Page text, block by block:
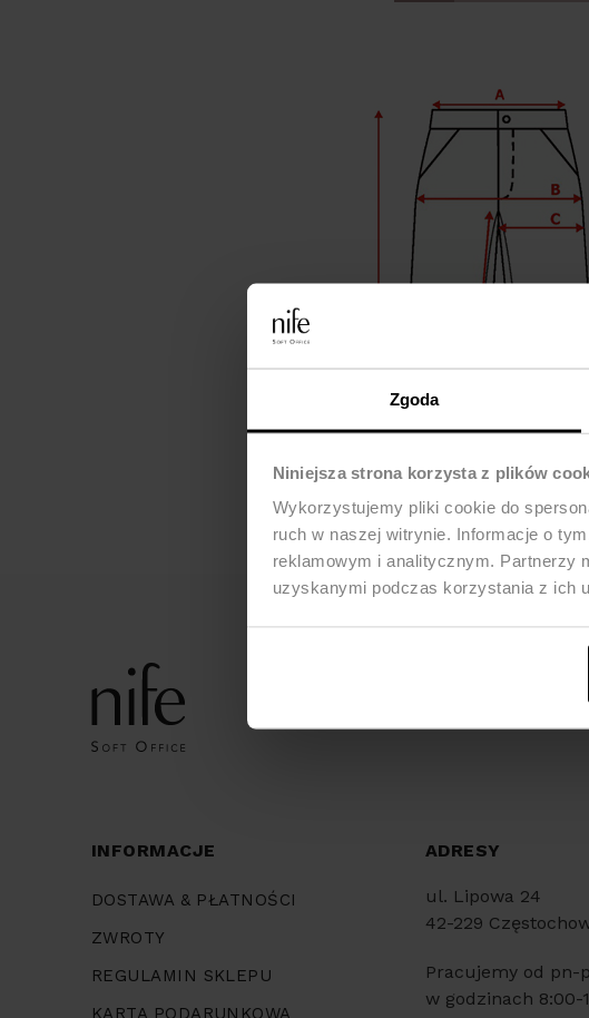
Zgoda
Niniejsza strona korzysta z plików
Wykorzystujemy pliki cookie do
ruch w naszej witrynie. Informacje o
reklamowym i analitycznym. Partnerzy
uzyskanymi podczas korzystania z ich
INFORMACJE
DOSTAWA & PŁATNOŚCI
ZWROTY
REGULAMIN SKLEPU
KARTA PODARUNKOWA
ADRESY
ul. Lipowa 24
42-229
Pracujemy od pn-
w godzinach 8:00-